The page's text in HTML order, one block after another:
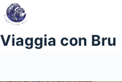
Salta
al
contenuto
Viaggia con Bru